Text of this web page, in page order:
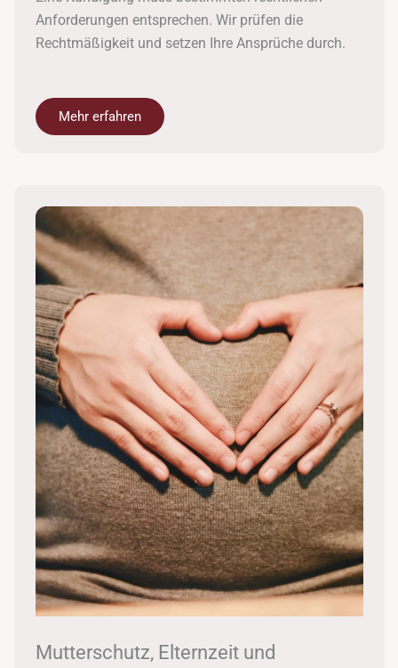
Anforderungen entsprechen. Wir prüfen die
Rechtmäßigkeit und setzen Ihre Ansprüche durch.
Mehr erfahren
Mutterschutz, Elternzeit und